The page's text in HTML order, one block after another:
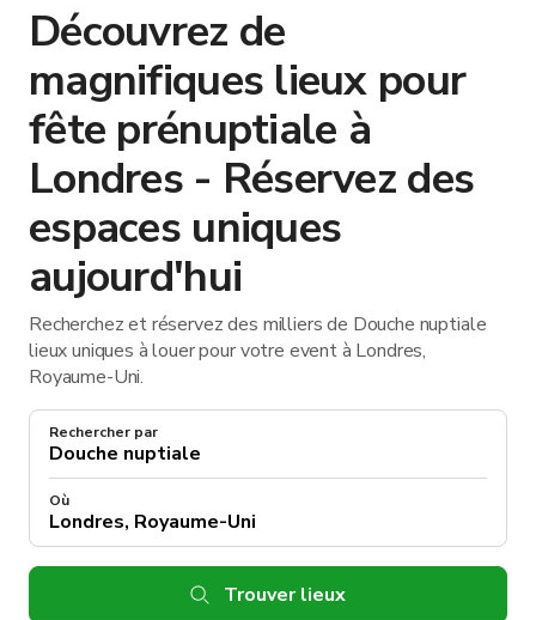
Découvrez de
magnifiques lieux pour
fête prénuptiale à
Londres - Réservez des
espaces uniques
aujourd'hui
Recherchez et réservez des milliers de Douche nuptiale
lieux uniques à louer pour votre event à Londres,
Royaume-Uni.
Rechercher par
Où
Trouver lieux